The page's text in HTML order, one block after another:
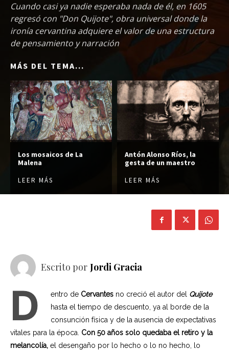
Cuando casi ya nadie esperaba nada de él, en 1605
regresó con "Don Quijote", obra universal donde la
ironía cervantina adquiere el valor de una estructura
de pensamiento y narración
MÁS DEL TEMA...
Los mosaicos de La
Malena
LEER MÁS
Antón Alonso Ríos, la
gesta de un maestro
LEER MÁS
Escrito por Jordi Gracia
D entro de Cervantes no creció el autor del Quijote
hasta el tiempo de descuento, ya al borde de la
consunción física y de la ausencia de expectativas
vitales para la época. Con 50 años solo quedaba el retiro y la
melancolía, el desengaño por lo hecho o lo no hecho, lo